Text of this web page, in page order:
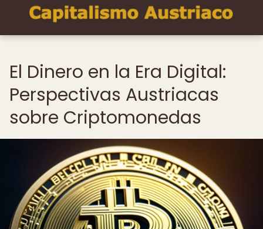
El Dinero en la Era Digital:
Perspectivas Austriacas
sobre Criptomonedas